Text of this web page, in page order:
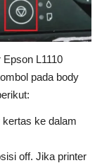
L1110
pada body
ke dalam
off. Jika printer